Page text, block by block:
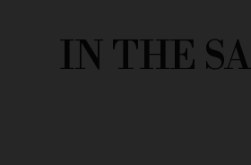
IN THE